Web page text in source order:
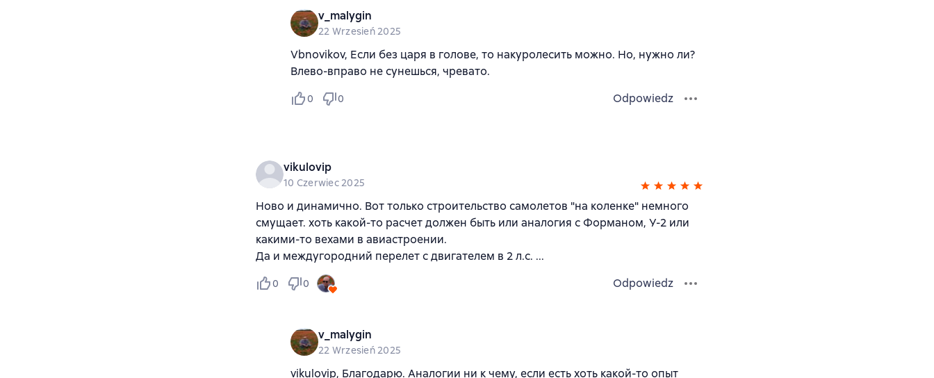
v_malygin
22 Wrzesień 2025
Vbnovikov, Если без царя в голове, то накуролесить можно. Но, нужно ли?
Влево-вправо не сунешься, чревато.
0 0 Odpowiedz
vikulovip
10 Czerwiec 2025
Ново и динамично. Вот только строительство самолетов "на коленке" немного
смущает. хоть какой-то расчет должен быть или аналогия с Форманом, У-2 или
какими-то вехами в авиастроении.
Да и междугородний перелет с двигателем в 2 л.с. ...
0 0 Odpowiedz
v_malygin
22 Wrzesień 2025
vikulovip, Благодарю. Аналогии ни к чему, если есть хоть какой-то опыт